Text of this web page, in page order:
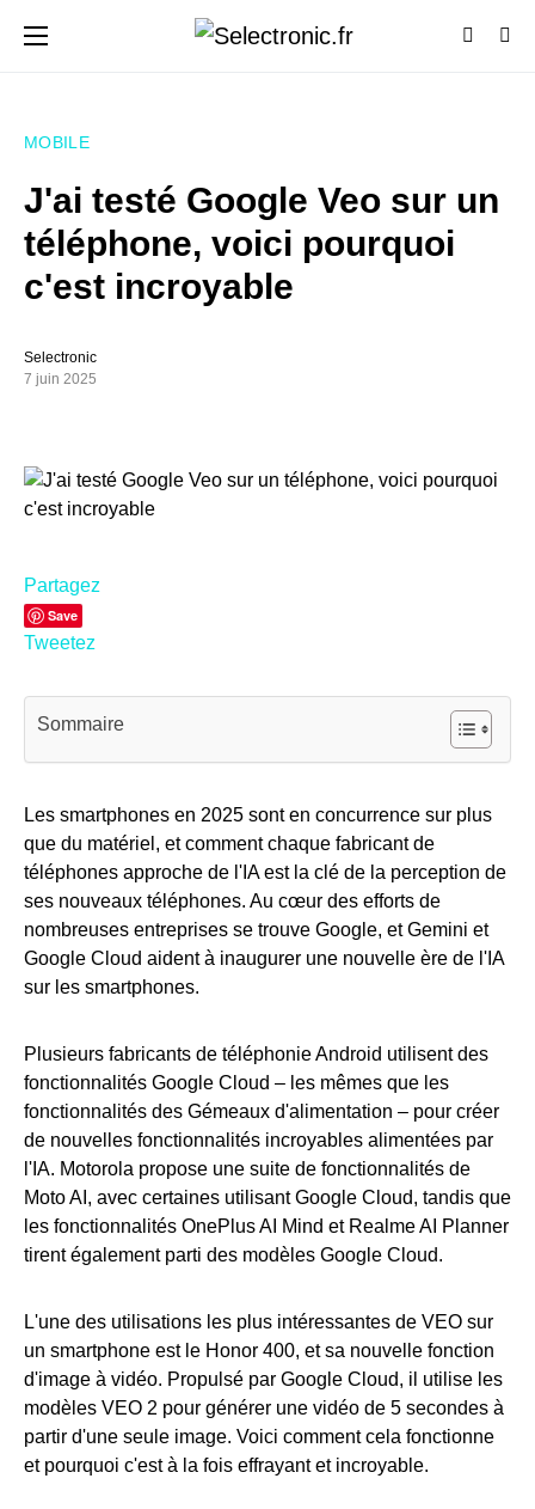
MOBILE
J'ai testé Google Veo sur un
téléphone, voici pourquoi
c'est incroyable
Selectronic
7 juin 2025
Partagez
Save
Tweetez
Sommaire
Les smartphones en 2025 sont en concurrence sur plus
que du matériel, et comment chaque fabricant de
téléphones approche de l'IA est la clé de la perception de
ses nouveaux téléphones. Au cœur des efforts de
nombreuses entreprises se trouve Google, et Gemini et
Google Cloud aident à inaugurer une nouvelle ère de l'IA
sur les smartphones.
Plusieurs fabricants de téléphonie Android utilisent des
fonctionnalités Google Cloud – les mêmes que les
fonctionnalités des Gémeaux d'alimentation – pour créer
de nouvelles fonctionnalités incroyables alimentées par
l'IA. Motorola propose une suite de fonctionnalités de
Moto AI, avec certaines utilisant Google Cloud, tandis que
les fonctionnalités OnePlus AI Mind et Realme AI Planner
tirent également parti des modèles Google Cloud.
L'une des utilisations les plus intéressantes de VEO sur
un smartphone est le Honor 400, et sa nouvelle fonction
d'image à vidéo. Propulsé par Google Cloud, il utilise les
modèles VEO 2 pour générer une vidéo de 5 secondes à
partir d'une seule image. Voici comment cela fonctionne
et pourquoi c'est à la fois effrayant et incroyable.